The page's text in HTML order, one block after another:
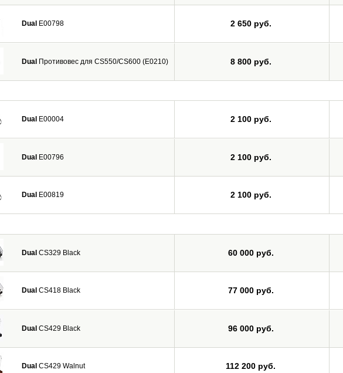
Dual E00798 2 650 руб.
Dual Противовес для CS550/CS600 (E0210) 8 800 руб.
Dual E00004 2 100 руб.
Dual E00796 2 100 руб.
Dual E00819 2 100 руб.
Dual CS329 Black 60 000 руб.
Dual CS418 Black 77 000 руб.
Dual CS429 Black 96 000 руб.
Dual CS429 Walnut 112 200 руб.